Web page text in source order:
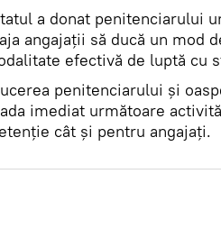
a donat penitenciarului
angajații să ducă un mod
efectivă de luptă cu
penitenciarului și
imediat următoare
cât și pentru angajați.